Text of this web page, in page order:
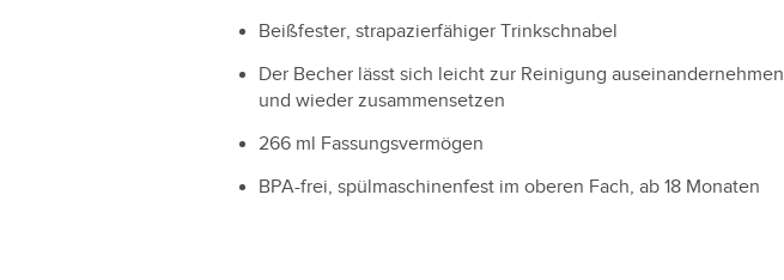
Beißfester, strapazierfähiger Trinkschnabel
Der Becher lässt sich leicht zur Reinigung auseinandernehmen
und wieder zusammensetzen
266 ml Fassungsvermögen
BPA-frei, spülmaschinenfest im oberen Fach, ab 18 Monaten